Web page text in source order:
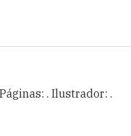
. Ilustrador: .